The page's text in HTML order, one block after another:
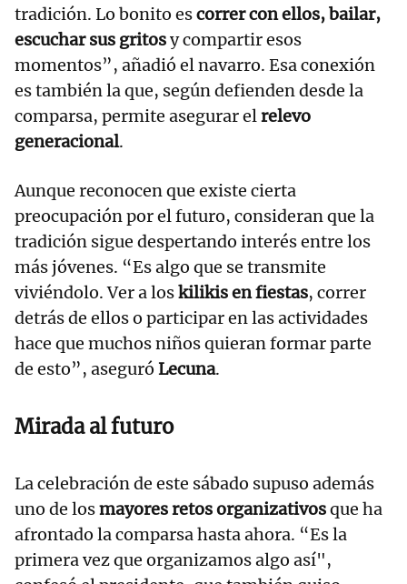
tradición. Lo bonito escorrer con ellos, bailar,
escuchar sus gritosy compartir esos
momentos”, añadió el navarro. Esa conexión
es también la que, según defienden desde la
comparsa, permite asegurar elrelevo
generacional.
Aunque reconocen que existe cierta
preocupación por el futuro, consideran que la
tradición sigue despertando interés entre los
más jóvenes. “Es algo que se transmite
viviéndolo. Ver a loskilikis en fiestas, correr
detrás de ellos o participar en las actividades
hace que muchos niños quieran formar parte
de esto”, aseguró Lecuna.
Mirada al futuro
La celebración de este sábado supuso además
uno de losmayores retos organizativosque ha
afrontado la comparsa hasta ahora. “Es la
primera vez que organizamos algo así",